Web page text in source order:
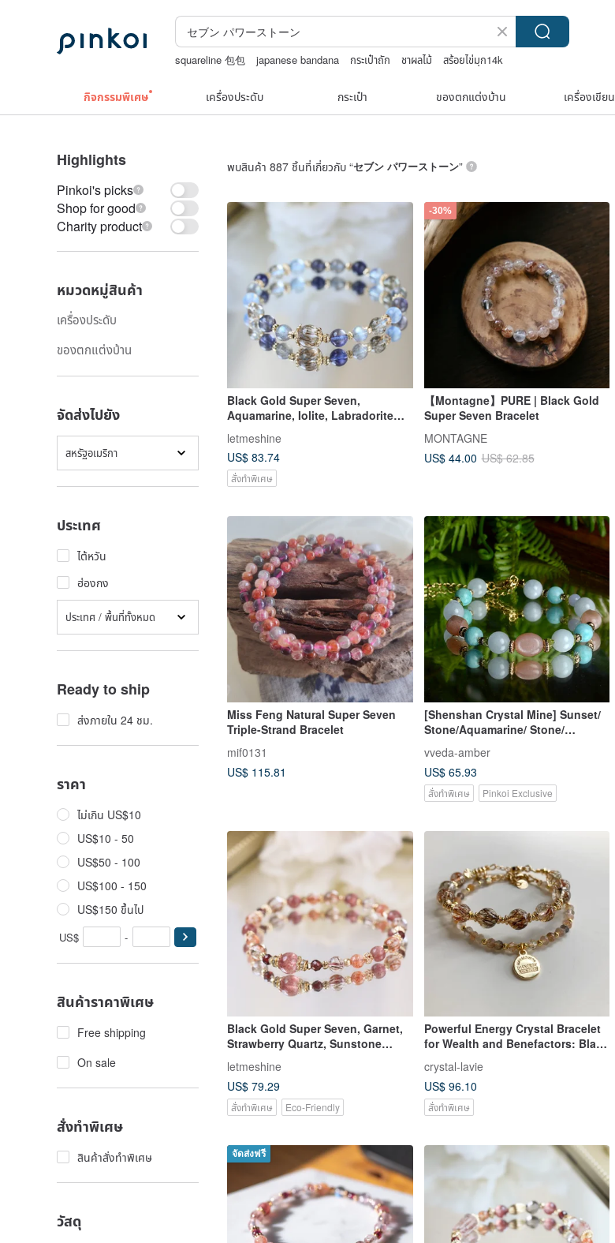
squareline 包包 japanese bandana กระเป๋าถัก ชาผลไม้
สร้อยไข่มุก14k
กิจกรรมพิเศษ เครื่องประดับ กระเป๋า ของตกแต่งบ้าน เครื่องเขียน
Highlights
Pinkoi's picks
Shop for good
Charity product
หมวดหมู่สินค้า
เครื่องประดับ
ของตกแต่งบ้าน
จัดส่งไปยัง
สหรัฐอเมริกา
ประเทศ
ไต้หวัน
ฮ่องกง
ประเทศ / พื้นที่ทั้งหมด
Ready to ship
ส่งภายใน 24 ชม.
ราคา
ไม่เกิน US$10
US$10 - 50
US$50 - 100
US$100 - 150
US$150 ขึ้นไป
US$ -
สินค้าราคาพิเศษ
Free shipping
On sale
สั่งทำพิเศษ
สินค้าสั่งทำพิเศษ
วัสดุ
พบสินค้า 887 ชิ้นที่เกี่ยวกับ “セブン パワーストーン”
Black Gold Super Seven,
Aquamarine, Iolite, Labradorite
Enchanted by Ibiza.
letmeshine
US$ 83.74
สั่งทำพิเศษ
-30%
【Montagne】PURE | Black Gold
Super Seven Bracelet
MONTAGNE
US$ 44.00 US$ 62.85
Miss Feng Natural Super Seven
Triple-Strand Bracelet
mif0131
US$ 115.81
[Shenshan Crystal Mine] Sunset/
Stone/Aquamarine/ Stone/
Boat
vveda-amber
US$ 65.93
สั่งทำพิเศษ Pinkoi Exclusive
Black Gold Super Seven, Garnet,
Strawberry Quartz, Sunstone
Crystal Bracelet - Attract Wealth &
Luck, Foster Happiness & Good
Relationships
letmeshine
US$ 79.29
สั่งทำพิเศษ Eco-Friendly
Powerful Energy Crystal Bracelet
for Wealth and Benefactors: Black
Gold Super Seven x Rainbow
Moonstone Crystal Bracelet
crystal-lavie
US$ 96.10
สั่งทำพิเศษ
จัดส่งฟรี